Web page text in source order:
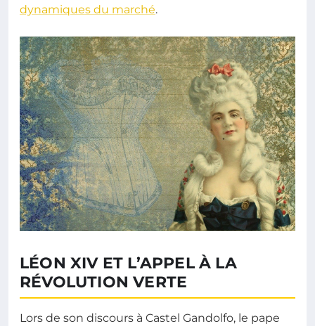
dynamiques du marché.
LÉON XIV ET L’APPEL À LA
RÉVOLUTION VERTE
Lors de son discours à Castel Gandolfo, le pape